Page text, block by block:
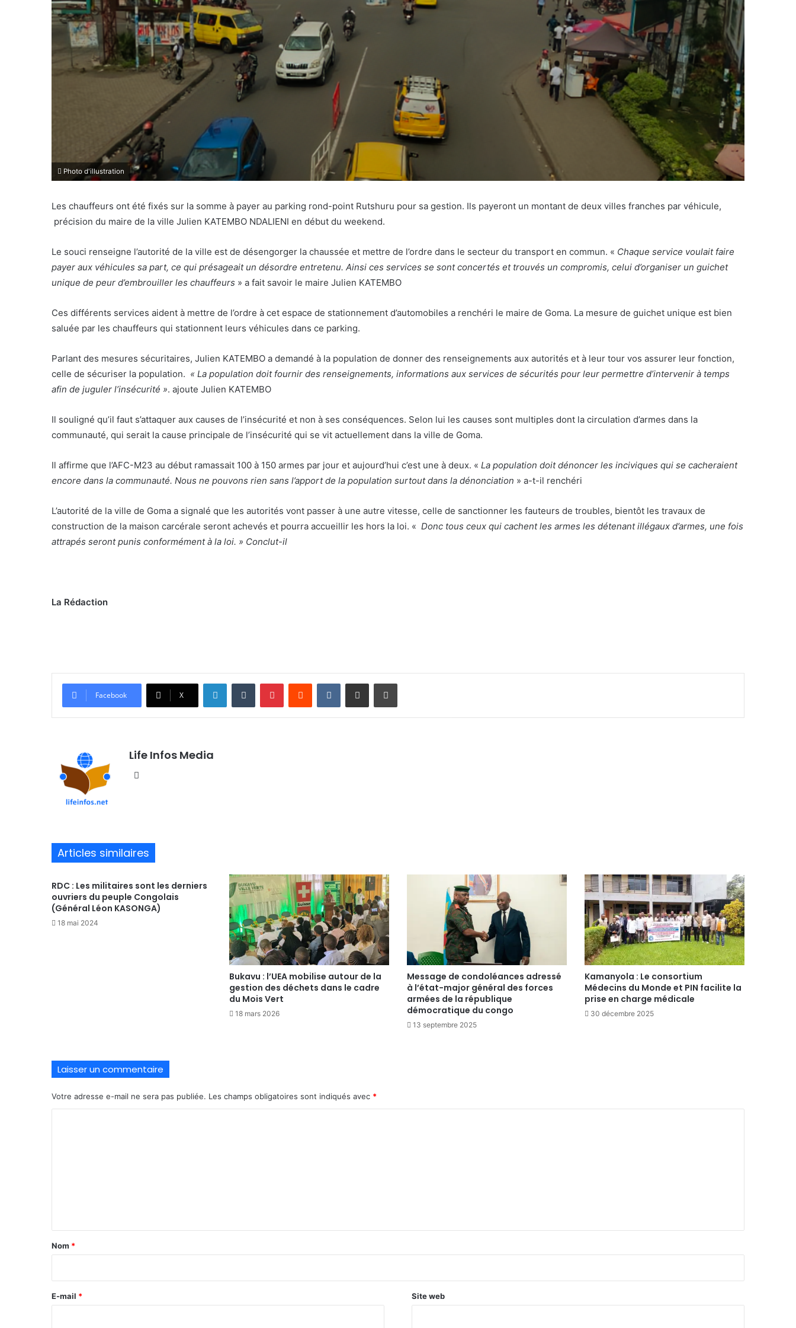
Photo d'illustration
Les chauffeurs ont été fixés sur la somme à payer au parking rond-point Rutshuru pour sa gestion. Ils payeront un montant de deux villes franches par véhicule,
précision du maire de la ville Julien KATEMBO NDALIENI en début du weekend.
Le souci renseigne l’autorité de la ville est de désengorger la chaussée et mettre de l’ordre dans le secteur du transport en commun. « Chaque service voulait faire
payer aux véhicules sa part, ce qui présageait un désordre entretenu. Ainsi ces services se sont concertés et trouvés un compromis, celui d’organiser un guichet
unique de peur d’embrouiller les chauffeurs » a fait savoir le maire Julien KATEMBO
Ces différents services aident à mettre de l’ordre à cet espace de stationnement d’automobiles a renchéri le maire de Goma. La mesure de guichet unique est bien
saluée par les chauffeurs qui stationnent leurs véhicules dans ce parking.
Parlant des mesures sécuritaires, Julien KATEMBO a demandé à la population de donner des renseignements aux autorités et à leur tour vos assurer leur fonction,
celle de sécuriser la population. « La population doit fournir des renseignements, informations aux services de sécurités pour leur permettre d’intervenir à temps
afin de juguler l’insécurité ». ajoute Julien KATEMBO
Il souligné qu’il faut s’attaquer aux causes de l’insécurité et non à ses conséquences. Selon lui les causes sont multiples dont la circulation d’armes dans la
communauté, qui serait la cause principale de l’insécurité qui se vit actuellement dans la ville de Goma.
Il affirme que l’AFC-M23 au début ramassait 100 à 150 armes par jour et aujourd’hui c’est une à deux. « La population doit dénoncer les inciviques qui se cacheraient
encore dans la communauté. Nous ne pouvons rien sans l’apport de la population surtout dans la dénonciation » a-t-il renchéri
L’autorité de la ville de Goma a signalé que les autorités vont passer à une autre vitesse, celle de sanctionner les fauteurs de troubles, bientôt les travaux de
construction de la maison carcérale seront achevés et pourra accueillir les hors la loi. « Donc tous ceux qui cachent les armes les détenant illégaux d’armes, une fois
attrapés seront punis conformément à la loi. » Conclut-il
La Rédaction
Facebook X
Life Infos Media
Articles similaires
RDC : Les militaires sont les derniers
ouvriers du peuple Congolais
(Général Léon KASONGA)
18 mai 2024
Bukavu : l’UEA mobilise autour de la
gestion des déchets dans le cadre
du Mois Vert
18 mars 2026
Message de condoléances adressé
à l’état-major général des forces
armées de la république
démocratique du congo
13 septembre 2025
Kamanyola : Le consortium
Médecins du Monde et PIN facilite la
prise en charge médicale
30 décembre 2025
Laisser un commentaire
Votre adresse e-mail ne sera pas publiée. Les champs obligatoires sont indiqués avec *
a
e
Nom *
E-mail * Site web